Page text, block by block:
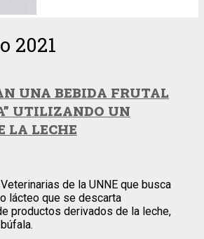
2021
UNA BEBIDA FRUTAL
UTILIZANDO UN
LA LECHE
de la UNNE que busca
lácteo que se descarta
productos derivados de la leche,